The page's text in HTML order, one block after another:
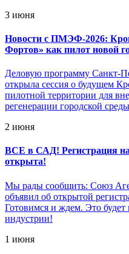
3 июня
Новости с ПМЭФ-2026:
Фортов» как пилот новой
Деловую программу Санкт-
открыла сессия о будущем
пилотной территории для
регенерации городской
2 июня
ВСЕ в САД! Регистрация
открыта!
Мы рады сообщить: Союз
объявил об открытой
Готовимся и ждем. Это будет
индустрии!
1 июня